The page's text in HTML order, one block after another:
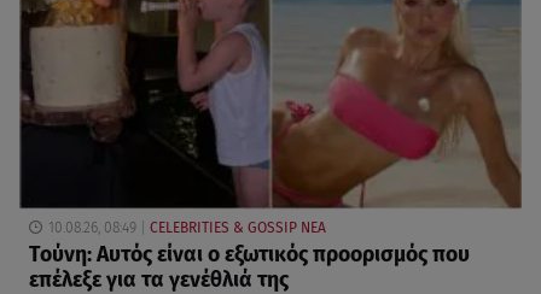
10.08.26, 08:49 CELEBRITIES & GOSSIP ΝΕΑ
Τούνη: Αυτός είναι ο εξωτικός προορισμός που
επέλεξε για τα γενέθλιά της